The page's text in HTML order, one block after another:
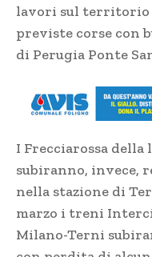
lavori sul territorio
previste corse con
di Perugia Ponte
I Frecciarossa
subiranno, invece,
nella stazione di
marzo i treni
Milano-Terni